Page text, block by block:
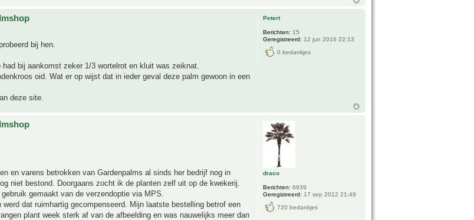
bij hen.
had bij aankomst zeker 1/3 wortelrot en kluit was zeiknat.
oid. Wat er op wijst dat in ieder geval deze palm gewoon in een
deze site.
Petert
Berichten: 15
Geregistreerd: 12 jun 2016 22:13
0 bedankjes
en varens betrokken van Gardenpalms al sinds her bedrijf nog in
niet bestond. Doorgaans zocht ik de planten zelf uit op de kwekerij.
gemaakt van de verzendoptie via MPS.
dat ruimhartig gecompenseerd. Mijn laatste bestelling betrof een
plant week sterk af van de afbeelding en was nauwelijks meer dan
draco
Berichten: 6939
Geregistreerd: 17 sep 2012 21:49
720 bedankjes